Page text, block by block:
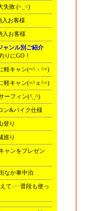
失敗 (>_<)
入お客様
入お客様
ャンル別ご紹介
りにGO！
軽キャン(=^・^=)
軽キャン(=^ェ^=)
ーフィン(^_^)
ン&バイク仕様
登り
巡り
ャンをプレゼン
なか車中泊
て･･･普段も使っ